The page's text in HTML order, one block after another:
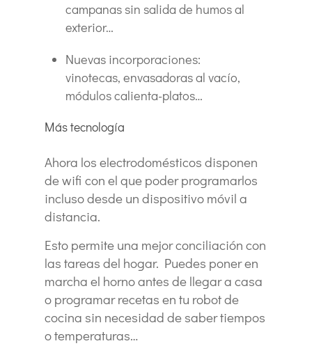
campanas sin salida de humos al
exterior…
Nuevas incorporaciones:
vinotecas, envasadoras al vacío,
módulos calienta-platos…
Más tecnología
Ahora los electrodomésticos disponen
de wifi con el que poder programarlos
incluso desde un dispositivo móvil a
distancia.
Esto permite una mejor conciliación con
las tareas del hogar. Puedes poner en
marcha el horno antes de llegar a casa
o programar recetas en tu robot de
cocina sin necesidad de saber tiempos
o temperaturas…